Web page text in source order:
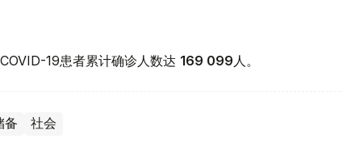
19患者累计确诊人数达 169 099 人。
备 社会